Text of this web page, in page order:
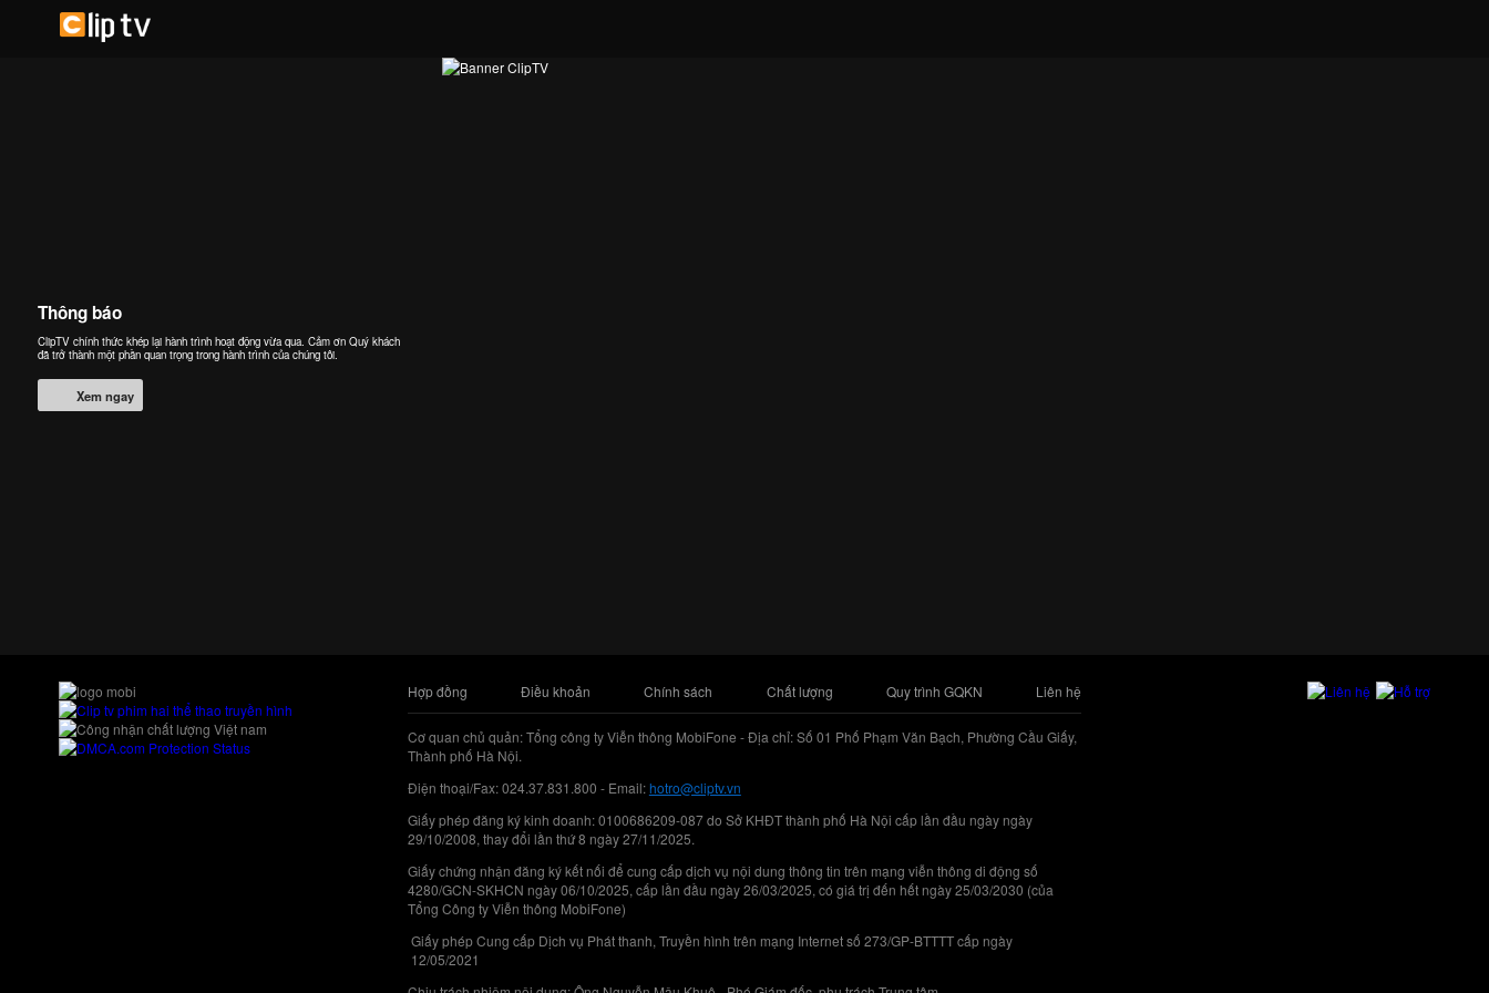
Thông báo
ClipTV chính thức khép lại hành trình hoạt động vừa qua. Cảm ơn Quý khách
đã trở thành một phần quan trọng trong hành trình của chúng tôi.
Xem ngay
Hợp đồng Điều khoản Chính sách Chất lượng Quy trình GQKN Liên hệ
Cơ quan chủ quản: Tổng công ty Viễn thông MobiFone - Địa chỉ: Số 01 Phố Phạm Văn Bạch, Phường Cầu Giấy,
Thành phố Hà Nội.
Điện thoại/Fax: 024.37.831.800 - Email:hotro@cliptv.vn
Giấy phép đăng ký kinh doanh: 0100686209-087 do Sở KHĐT thành phố Hà Nội cấp lần đầu ngày ngày
29/10/2008, thay đổi lần thứ 8 ngày 27/11/2025.
Giấy chứng nhận đăng ký kết nối để cung cấp dịch vụ nội dung thông tin trên mạng viễn thông di động số
4280/GCN-SKHCN ngày 06/10/2025, cấp lần đầu ngày 26/03/2025, có giá trị đến hết ngày 25/03/2030 (của
Tổng Công ty Viễn thông MobiFone)
Giấy phép Cung cấp Dịch vụ Phát thanh, Truyền hình trên mạng Internet số 273/GP-BTTTT cấp ngày
12/05/2021